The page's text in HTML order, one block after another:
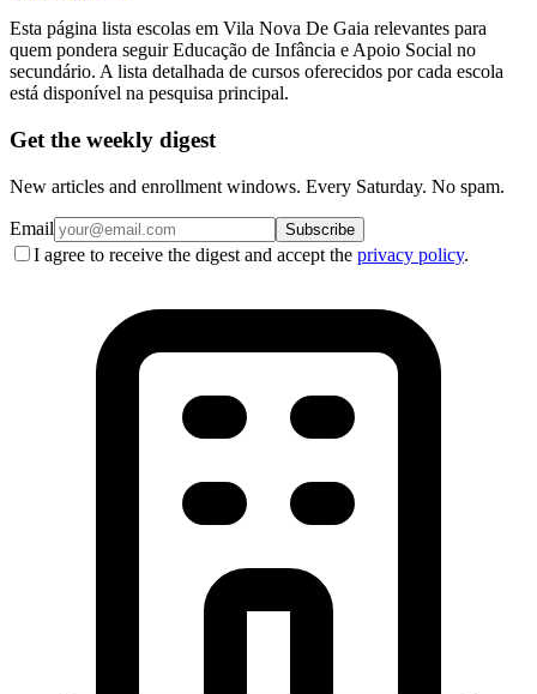
Esta página lista escolas em Vila Nova De Gaia relevantes para
quem pondera seguir Educação de Infância e Apoio Social no
secundário. A lista detalhada de cursos oferecidos por cada escola
está disponível na pesquisa principal.
Get the weekly digest
New articles and enrollment windows. Every Saturday. No spam.
Email Subscribe
I agree to receive the digest and accept the privacy policy.